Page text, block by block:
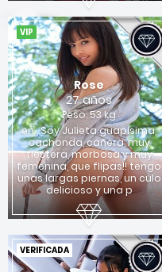
VIP
Rose
27 años
Peso: 53 kg
en , Soy Julieta guapísima,
cachonda, cañera, muy
fiestera, morbosa y muy
femenina, que flipas!! tengo
unas largas piernas, un culo
delicioso y una p
VERIFICADA